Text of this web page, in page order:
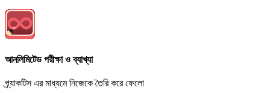
আনলিমিটেড পরীক্ষা ও ব্যাখ্যা
প্র্যাকটিস এর মাধ্যমে নিজেকে তৈরি করে ফেলো